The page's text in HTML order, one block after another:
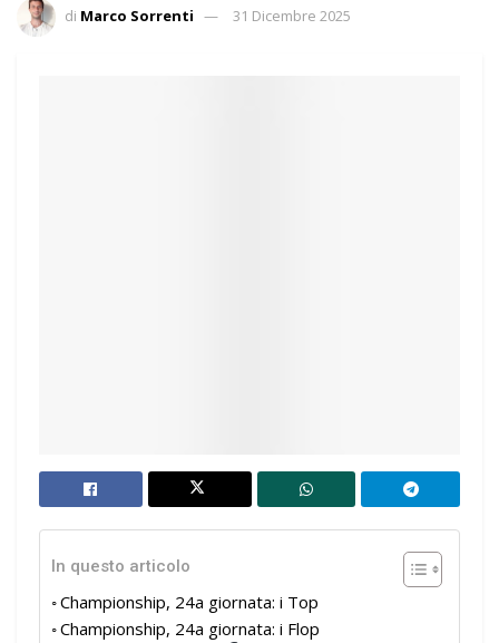
di Marco Sorrenti 31 Dicembre 2025
In questo articolo
Championship, 24a giornata: i Top
Championship, 24a giornata: i Flop